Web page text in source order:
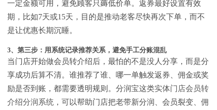
一定金额可用，避免顾客只薅低价单。返券最好设置有效
期，比如7天或15天，目的是推动老客尽快再次下单，而不
是让优惠长期沉睡。
3、第三步：用系统记录推荐关系，避免手工分账混乱
当门店开始做会员转介绍后，最怕的不是没人分享，而是分
享成功后算不清。谁推荐了谁、哪一单触发返券、佣金或奖
励是否到账，都需要透明规则。分润宝这类实体门店会员转
介绍分润系统 ，可以帮助门店把老带新分润、会员裂变、佣